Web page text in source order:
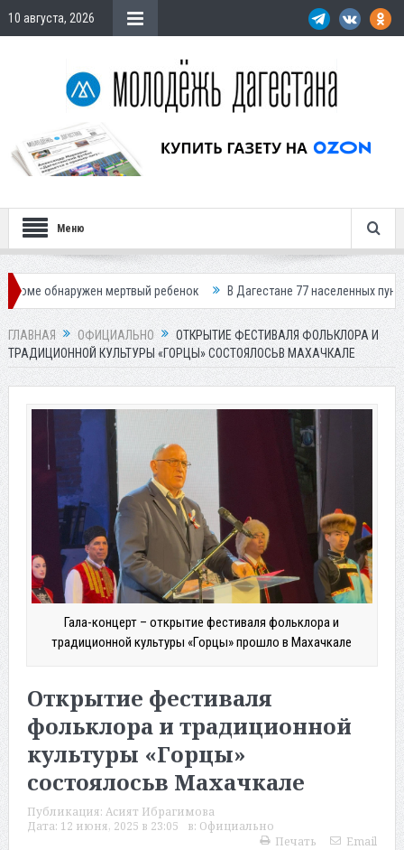
10 августа, 2026
Меню
мертвый ребенок В Дагестане 77 населенных пунктов остались
ГЛАВНАЯ ОФИЦИАЛЬНО
ОТКРЫТИЕ ФЕСТИВАЛЯ ФОЛЬКЛОРА И
ТРАДИЦИОННОЙ КУЛЬТУРЫ «ГОРЦЫ» СОСТОЯЛОСЬВ МАХАЧКАЛЕ
Гала-концерт – открытие фестиваля фольклора и
традиционной культуры «Горцы» прошло в Махачкале
Открытие фестиваля
фольклора и традиционной
культуры «Горцы»
состоялосьв Махачкале
Публикация: Асият Ибрагимова
Дата: 12 июня, 2025 в 23:05 в: Официально
Печать
Email